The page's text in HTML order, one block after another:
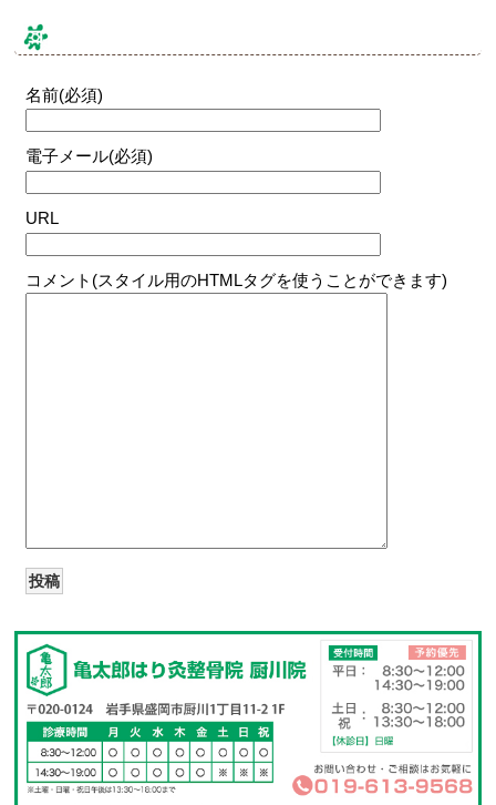
コメントする
名前(必須)
電子メール(必須)
URL
コメント(スタイル用のHTMLタグを使うことができます)